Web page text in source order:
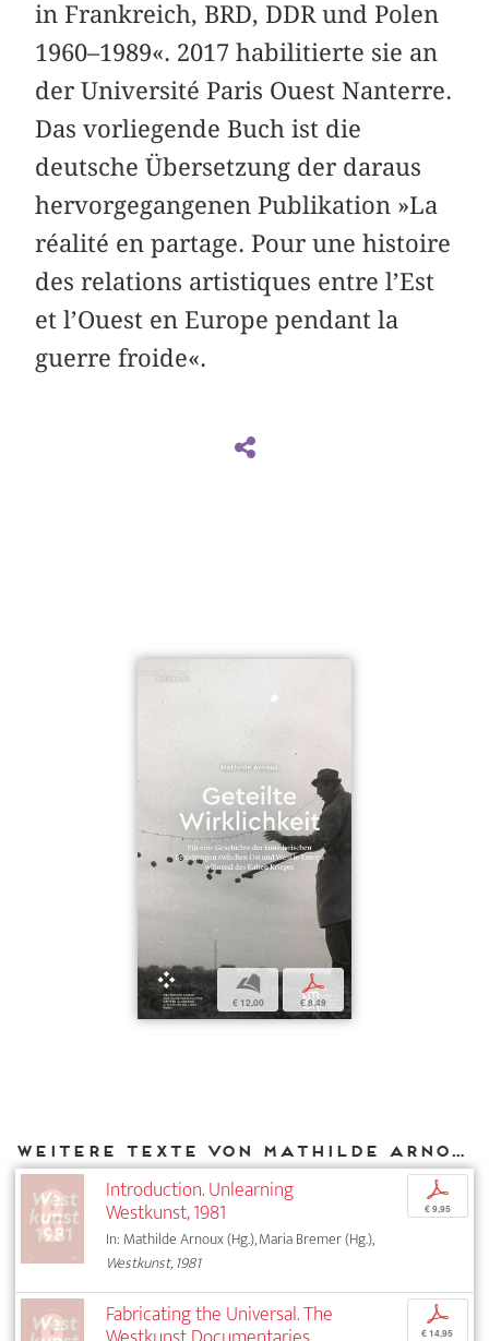
in Frankreich, BRD, DDR und Polen
1960–1989«. 2017 habilitierte sie an
der Université Paris Ouest Nanterre.
Das vorliegende Buch ist die
deutsche Übersetzung der daraus
hervorgegangenen Publikation »La
réalité en partage. Pour une histoire
des relations artistiques entre l’Est
et l’Ouest en Europe pendant la
guerre froide«.
b
€ 12,00
p
€ 8,49
Weitere Texte von Mathilde Arnoux bei DIAPHANES
Introduction. Unlearning
Westkunst, 1981
In: Mathilde Arnoux (Hg.), Maria Bremer (Hg.),
Westkunst, 1981
p
€ 9,95
Fabricating the Universal. The p
€ 14,95